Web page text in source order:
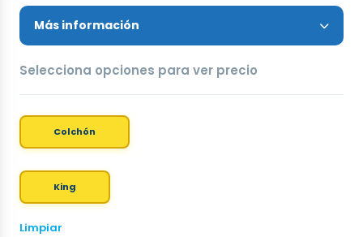
Más información
Selecciona opciones para ver precio
Colchón
King
Limpiar